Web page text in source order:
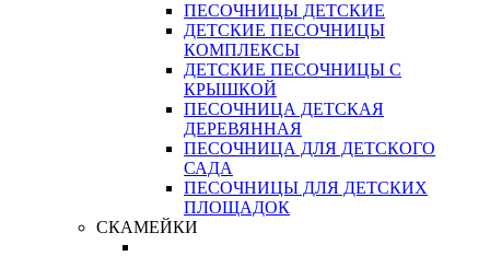
ПЕСОЧНИЦЫ ДЕТСКИЕ
ДЕТСКИЕ ПЕСОЧНИЦЫ
КОМПЛЕКСЫ
ДЕТСКИЕ ПЕСОЧНИЦЫ С
КРЫШКОЙ
ПЕСОЧНИЦА ДЕТСКАЯ
ДЕРЕВЯННАЯ
ПЕСОЧНИЦА ДЛЯ ДЕТСКОГО
САДА
ПЕСОЧНИЦЫ ДЛЯ ДЕТСКИХ
ПЛОЩАДОК
СКАМЕЙКИ